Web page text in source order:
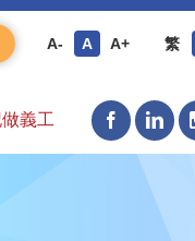
A- A A+ 繁
義工